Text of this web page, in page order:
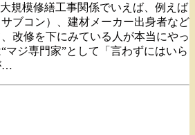
規模修繕工事関係でいえば、例えば
ブコン）、建材メーカー出身者など
改修を下にみている人が本当にやっ
マジ専門家”として「言わずにはいら
…